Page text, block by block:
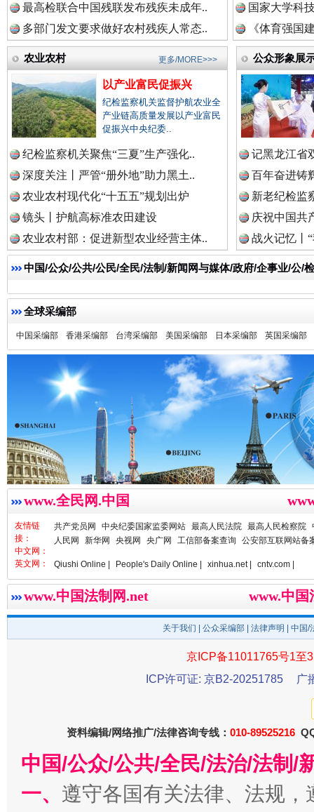
祁连巍巍树丰碑 高回报
雄关漫道展新颜 “
衣柜里的秘密 高速路
春天里的科技盛宴
最高检联合中国残联发布残疾未成年..
多部门发文要求做好农村残疾人常态..
国家大学科
《体育强国
农业农村
以产业富民促振兴
纪检监察机关监督护航农业全
产业链高质量发展以产业富民
促振兴中央纪委..
纪检监察机关聚焦“三夏”生产强化..
深度关注丨严管“册外地”助力黑土..
农业农村现代化“十五五”规划出炉
镜头丨护航高标准农田建设
农业农村部：促进新型农业经营主体..
更多/MORE>>> 公众形象展
记黑龙江省
百年奋进铸
新老纪检监
庆祝中国共
战火记忆丨
中国/公众/公共/公民/全民/法制/新闻网与媒体/政府/企事业/公/
全球采编部
中国采编部 香港采编部 台湾采编部 美国采编部 日本采编部 英国采编部
www.全民网.中国
友情链
接：
中文网：
共产党员网 中央纪委国家监委网站 最高人民法院 最高人民检察院
人民网
新华网 央视网 央广网 工信部备案查询 公安部互联网站备
英文网： Qiushi Online | People's Daily Online | xinhua.net | cntv.com |
www.中国法制网.net www.中
关于我们 公众采编部 法律声明 | 中国
京ICP备11011765号1至
ICP许可证: 京B2-20251785
广
资料编辑/网络推广/法律咨询专线： 010-89525216
中国/公众/公共/全民/法治/法制/
一、 遵守各国有关法律、法规